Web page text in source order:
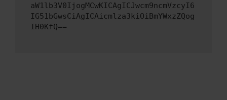
aW1lb3V0IjogMCwKICAgICJwcm9ncmVzcyI6
IG51bGwsCiAgICAicmlza3kiOiBmYWxzZQog
IH0KfQ==